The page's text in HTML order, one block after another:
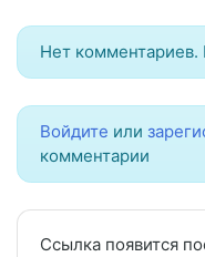
Нет
Войдите или
комментарии
Ссылка появится